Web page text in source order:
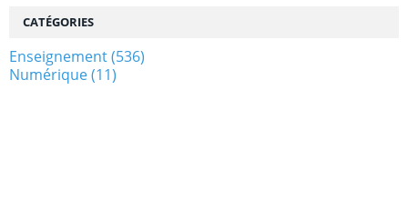
CATÉGORIES
Enseignement(536)
Numérique(11)